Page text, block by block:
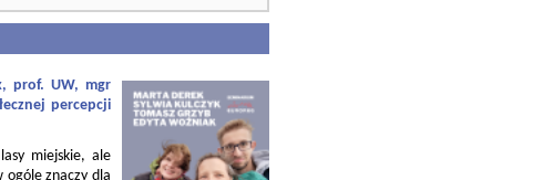
prof. UW, mgr
percepcji
miejskie, ale
ogóle znaczy dla